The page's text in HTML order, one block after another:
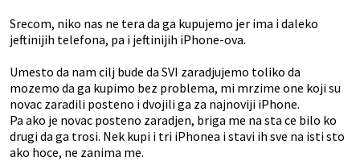
Srecom, niko nas ne tera da ga kupujemo jer ima i daleko
jeftinijih telefona, pa i jeftinijih iPhone-ova.
Umesto da nam cilj bude da SVI zaradjujemo toliko da
mozemo da ga kupimo bez problema, mi mrzime one koji su
novac zaradili posteno i dvojili ga za najnoviji iPhone.
Pa ako je novac posteno zaradjen, briga me na sta ce bilo ko
drugi da ga trosi. Nek kupi i tri iPhonea i stavi ih sve na isti sto
ako hoce, ne zanima me.